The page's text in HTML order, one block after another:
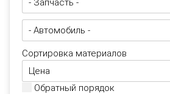
Сортировка материалов
Обратный порядок